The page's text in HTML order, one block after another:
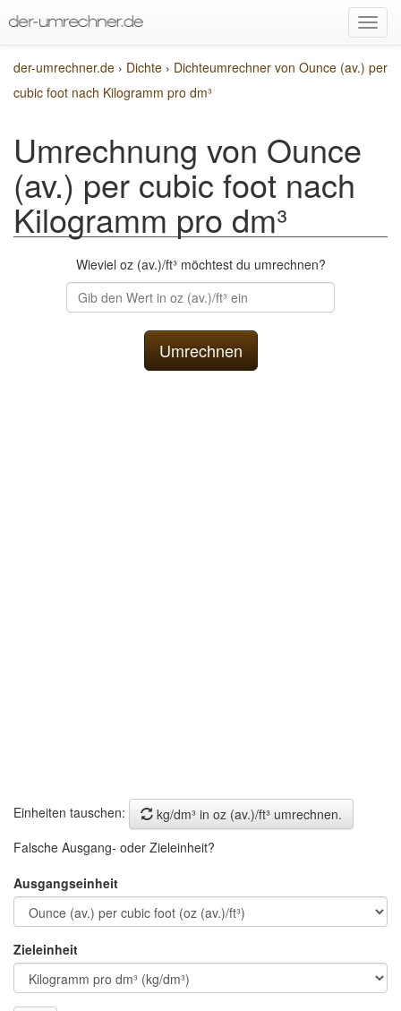
der-umrechner.de › Dichte › Dichteumrechner von Ounce (av.) per
cubic foot nach Kilogramm pro dm³
Umrechnung von Ounce
(av.) per cubic foot nach
Kilogramm pro dm³
Wieviel oz (av.)/ft³ möchtest du umrechnen?
Einheiten tauschen:
kg/dm³ in oz (av.)/ft³ umrechnen.
Falsche Ausgang- oder Zieleinheit?
Ausgangseinheit
Zieleinheit